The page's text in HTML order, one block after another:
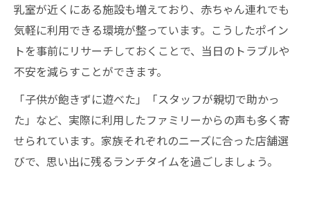
乳室が近くにある施設も増えており、赤ちゃん連れでも
気軽に利用できる環境が整っています。こうしたポイン
トを事前にリサーチしておくことで、当日のトラブルや
不安を減らすことができます。
「子供が飽きずに遊べた」「スタッフが親切で助かっ
た」など、実際に利用したファミリーからの声も多く寄
せられています。家族それぞれのニーズに合った店舗選
びで、思い出に残るランチタイムを過ごしましょう。